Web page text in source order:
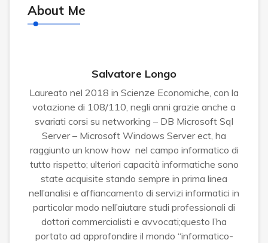
About Me
Salvatore Longo
Laureato nel 2018 in Scienze Economiche, con la
votazione di 108/110, negli anni grazie anche a
svariati corsi su networking – DB Microsoft Sql
Server – Microsoft Windows Server ect, ha
raggiunto un know how nel campo informatico di
tutto rispetto; ulteriori capacità informatiche sono
state acquisite stando sempre in prima linea
nell’analisi e affiancamento di servizi informatici in
particolar modo nell’aiutare studi professionali di
dottori commercialisti e avvocati;questo l’ha
portato ad approfondire il mondo “informatico-